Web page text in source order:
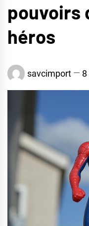
pouvoirs
héros
savcimport